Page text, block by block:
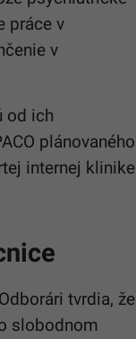
práce v
v
od ich
plánovaného
internej klinike
tvrdia, že
slobodnom